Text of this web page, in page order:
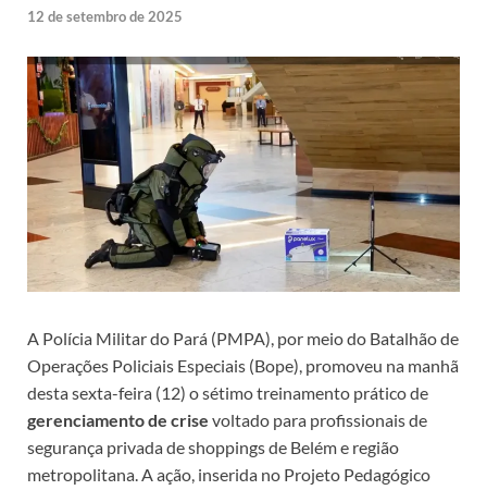
12 de setembro de 2025
A Polícia Militar do Pará (PMPA), por meio do Batalhão de
Operações Policiais Especiais (Bope), promoveu na manhã
desta sexta-feira (12) o sétimo treinamento prático de
gerenciamento de crise voltado para profissionais de
segurança privada de shoppings de Belém e região
metropolitana. A ação, inserida no Projeto Pedagógico